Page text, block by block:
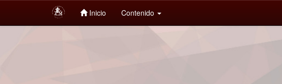
Inicio Contenido